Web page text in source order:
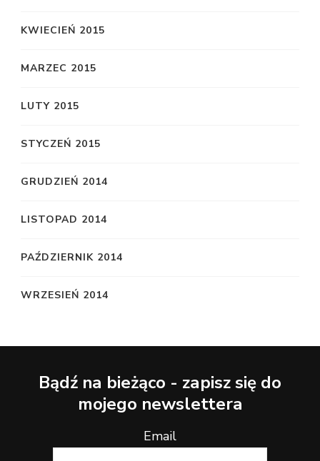
KWIECIEŃ 2015
MARZEC 2015
LUTY 2015
STYCZEŃ 2015
GRUDZIEŃ 2014
LISTOPAD 2014
PAŹDZIERNIK 2014
WRZESIEŃ 2014
Bądź na bieżąco - zapisz się do
mojego newslettera
Email